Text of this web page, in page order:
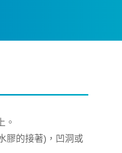
。
膠的接著)，凹洞或